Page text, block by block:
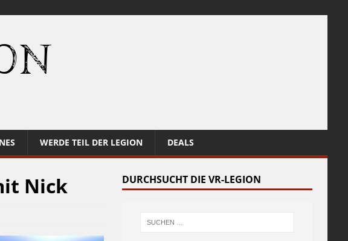
WERDE TEIL DER LEGION DEALS
Nick DURCHSUCHT DIE VR-LEGION